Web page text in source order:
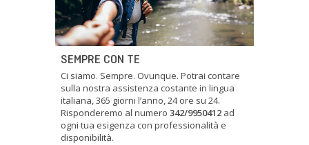
SEMPRE CON TE
Ci siamo. Sempre. Ovunque. Potrai contare
sulla nostra assistenza costante in lingua
italiana, 365 giorni l’anno, 24 ore su 24.
Risponderemo al numero 342/9950412 ad
ogni tua esigenza con professionalità e
disponibilità.